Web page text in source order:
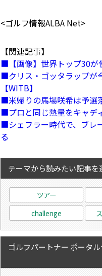
<ゴルフ情報ALBA Net>
【関連記事】
【画像】世界トップ30
クリス・ゴッタラップが
【WITB】
米帰りの馬場咲希は予
プロと同じ熱量をキャデ
シェフラー時代で、ブレ
る
テーマから読みたい記事を
ツアー
challenge
ゴルフパートナー ポータ